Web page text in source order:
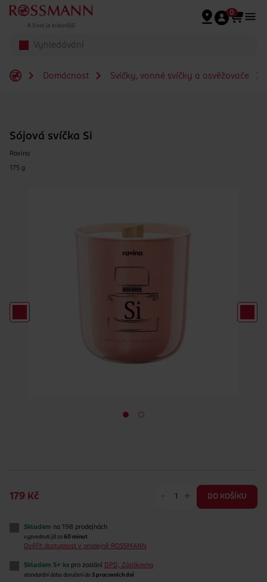
Přeskočit na hlavmní obsah
0
Domácnost Svíčky, vonné svíčky a osvěžovače
Sójová svíčka Si
Ravina
175 g
179 Kč - + DO KOŠÍKU
Skladem na 198 prodejnách
vyzvednutí již za 60 minut
Ověřit dostupnost v prodejně ROSSMANN
Skladem 5+ ks pro zaslání DPD, Zásilkovna
standardní doba doručení do 3 pracovních dní